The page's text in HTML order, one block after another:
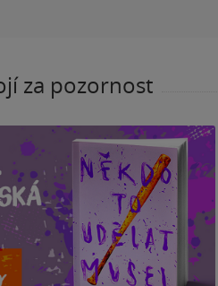
za pozornost